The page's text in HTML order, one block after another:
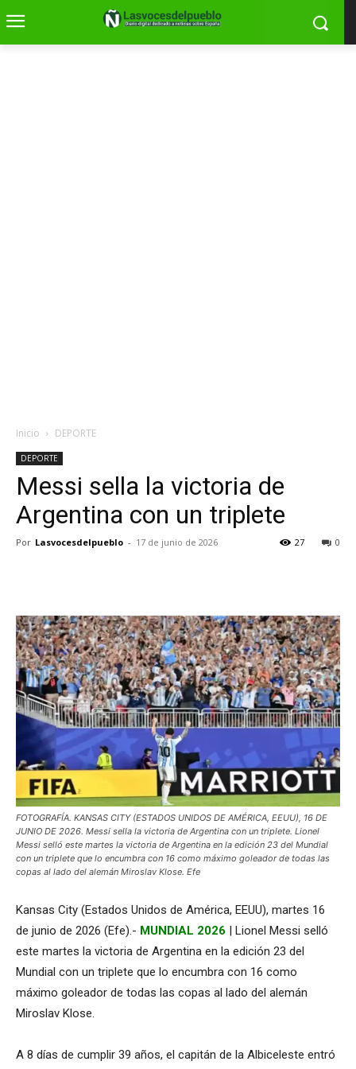
Inicio DEPORTE
DEPORTE
Messi sella la victoria de
Argentina con un triplete
Por Lasvocesdelpueblo - 17 de junio de 2026 0
27
FOTOGRAFÍA. KANSAS CITY (ESTADOS UNIDOS DE AMÉRICA, EEUU), 16 DE
JUNIO DE 2026. Messi sella la victoria de Argentina con un triplete. Lionel
Messi selló este martes la victoria de Argentina en la edición 23 del Mundial
con un triplete que lo encumbra con 16 como máximo goleador de todas las
copas al lado del alemán Miroslav Klose. Efe
Kansas City (Estados Unidos de América, EEUU), martes 16
de junio de 2026 (Efe).- MUNDIAL 2026 | Lionel Messi selló
este martes la victoria de Argentina en la edición 23 del
Mundial con un triplete que lo encumbra con 16 como
máximo goleador de todas las copas al lado del alemán
Miroslav Klose.
A 8 días de cumplir 39 años, el capitán de la Albiceleste entró